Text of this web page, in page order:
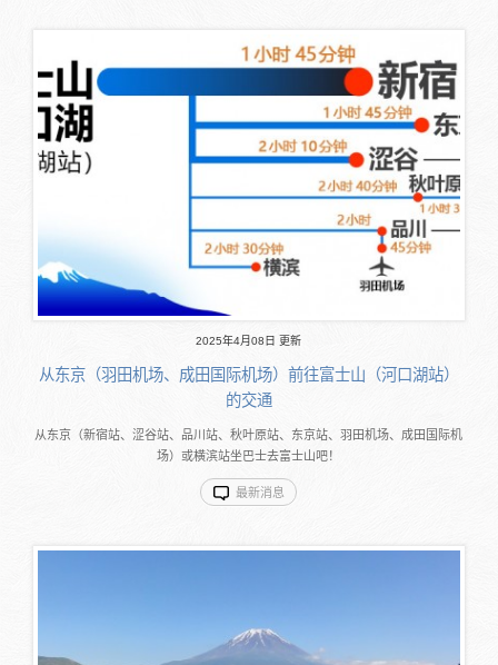
2025年4月08日 更新
从东京（羽田机场、成田国际机场）前往富士山（河口湖站）
的交通
从东京（新宿站、涩谷站、品川站、秋叶原站、东京站、羽田机场、成田国际机
场）或横滨站坐巴士去富士山吧！
最新消息